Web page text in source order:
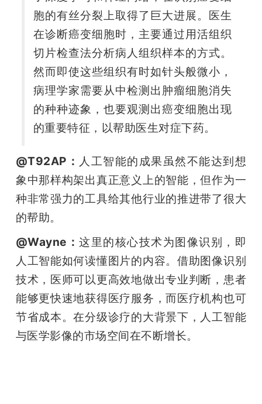
胞的有丝分裂上取得了巨大进展。医生
在诊断癌变细胞时，主要通过用活组织
切片检查法分析病人组织样本的方式。
然而即使这些组织有时如针头般微小，
病理学家需要从中检测出肿瘤细胞消失
的种种迹象，也要观测出癌变细胞出现
的重要特征，以帮助医生对症下药。
@T92AP： 人工智能的成果虽然不能达到想
象中那样构架出真正意义上的智能，但作为一
种非常强力的工具给其他行业的推进带了很大
的帮助。
@Wayne：这里的核心技术为图像识别，即
人工智能如何读懂图片的内容。借助图像识别
技术，医师可以更高效地做出专业判断，患者
能够更快速地获得医疗服务，而医疗机构也可
节省成本。在分级诊疗的大背景下，人工智能
与医学影像的市场空间在不断增长。